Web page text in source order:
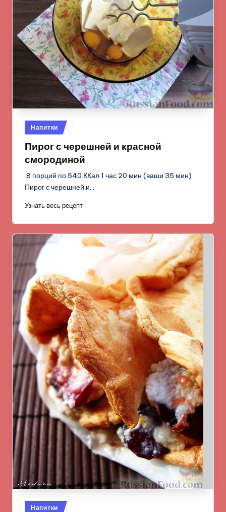
Опубликовано
в
Напитки
Пирог с черешней и красной
смородиной
8 порций по 540 ККал 1 час 20 мин (ваши 35 мин)
Пирог с черешней и…
Узнать весь рецепт
Опубликовано
Напитки